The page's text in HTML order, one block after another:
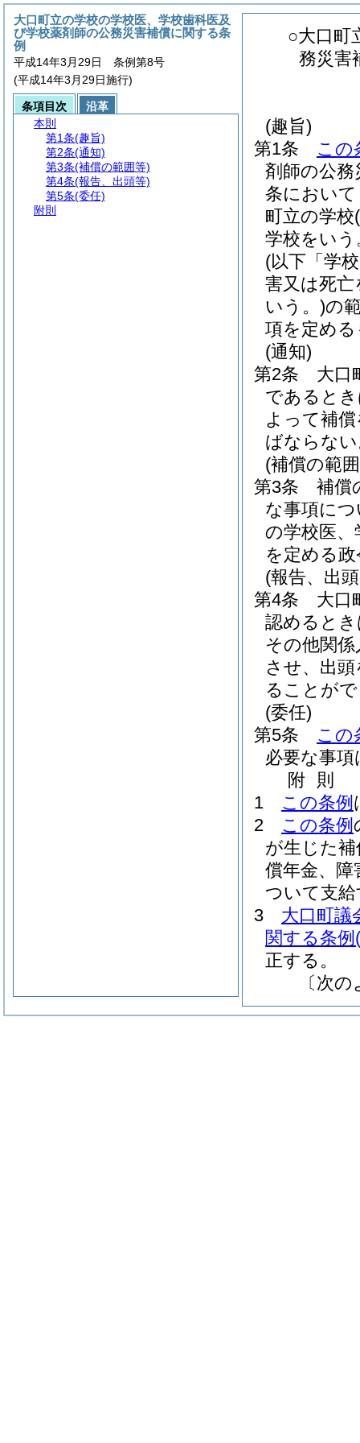
○大口町
務災害
(趣旨)
第1条
この
剤師の公
条におい
町立の学校
学校をいう
(以下「学
害又は死
いう。)の
項を定め
(通知)
第2条
大口
であると
よって補
ばならな
(補償の範
第3条
補償
な事項に
の学校医、
を定める政
(報告、出
第4条
大口
認めると
その他関
させ、出
ることが
(委任)
第5条
この
必要な事
附 則
1
この条例
2
この条例
が生じた
償年金、障
ついて支
3
大口町議
関する条例
正する。
〔次
大口町立の学校の学校医、学校歯科医及
び学校薬剤師の公務災害補償に関する条
例
平成14年3月29日 条例第8号
(平成14年3月29日施行)
条項目次
沿革
本則
第1条(趣旨)
第2条(通知)
第3条(補償の範囲等)
第4条(報告、出頭等)
第5条(委任)
附則